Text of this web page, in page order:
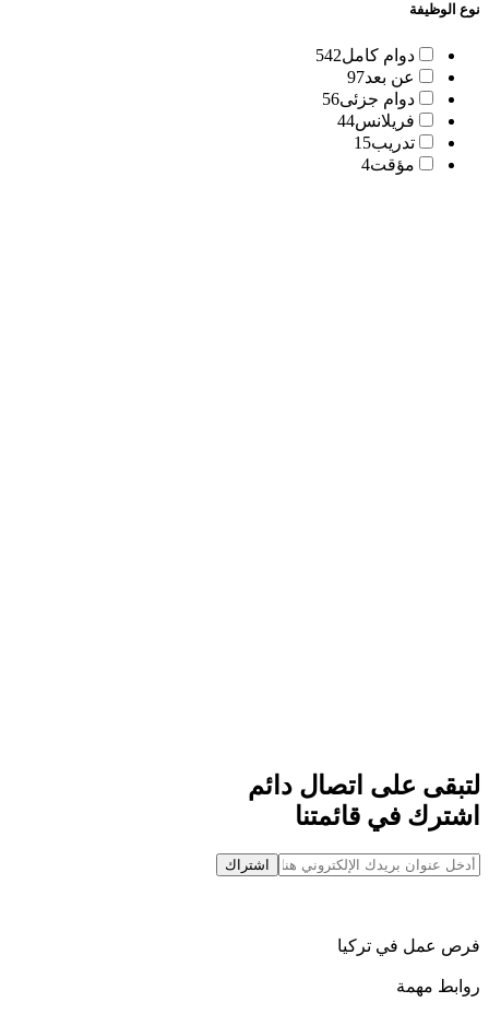
نوع الوظيفة
دوام كامل542
عن بعد97
دوام جزئى56
فريلانس44
تدريب15
مؤقت4
لتبقى على اتصال دائم
اشترك في قائمتنا
اشتراك
فرص عمل في تركيا
روابط مهمة